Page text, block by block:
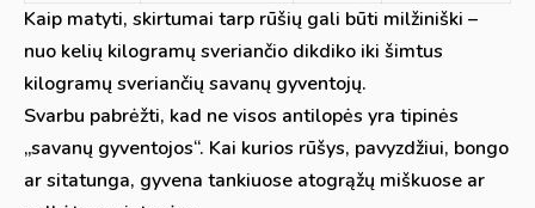
Kaip matyti, skirtumai tarp rūšių gali būti milžiniški –
nuo kelių kilogramų sveriančio dikdiko iki šimtus
kilogramų sveriančių savanų gyventojų.
Svarbu pabrėžti, kad ne visos antilopės yra tipinės
„savanų gyventojos“. Kai kurios rūšys, pavyzdžiui, bongo
ar sitatunga, gyvena tankiuose atogrąžų miškuose ar